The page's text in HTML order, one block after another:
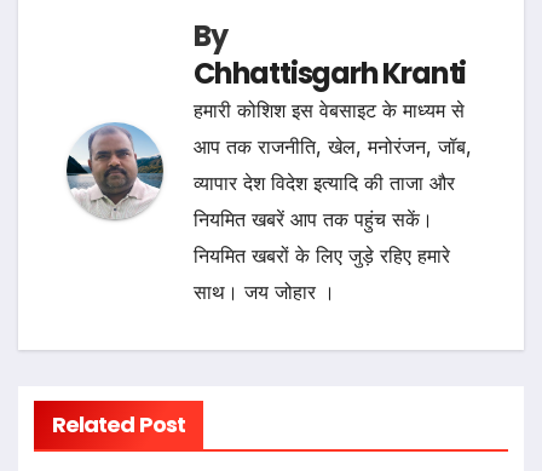
By
Chhattisgarh Kranti
हमारी कोशिश इस वेबसाइट के माध्यम से
आप तक राजनीति, खेल, मनोरंजन, जॉब,
व्यापार देश विदेश इत्यादि की ताजा और
नियमित खबरें आप तक पहुंच सकें।
नियमित खबरों के लिए जुड़े रहिए हमारे
साथ। जय जोहार ।
Related Post